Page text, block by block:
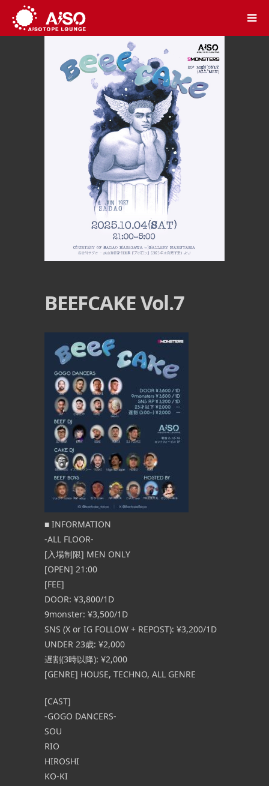
BEEFCAKE Vol.7
■ INFORMATION
-ALL FLOOR-
[入場制限] MEN ONLY
[OPEN] 21:00
[FEE]
DOOR: ¥3,800/1D
9monster: ¥3,500/1D
SNS (X or IG FOLLOW + REPOST): ¥3,200/1D
UNDER 23歳: ¥2,000
遅割(3時以降): ¥2,000
[GENRE] HOUSE, TECHNO, ALL GENRE
[CAST]
-GOGO DANCERS-
SOU
RIO
HIROSHI
KO-KI